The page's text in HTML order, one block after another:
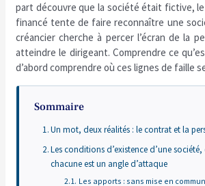
part découvre que la société était fictive,
financé tente de faire reconnaître une
créancier cherche à percer l’écran de la
atteindre le dirigeant. Comprendre ce
d’abord comprendre où ces lignes de faille
Sommaire
Un mot, deux réalités : le contrat et la
Les conditions d’existence d’une
chacune est un angle d’attaque
Les apports : sans mise en